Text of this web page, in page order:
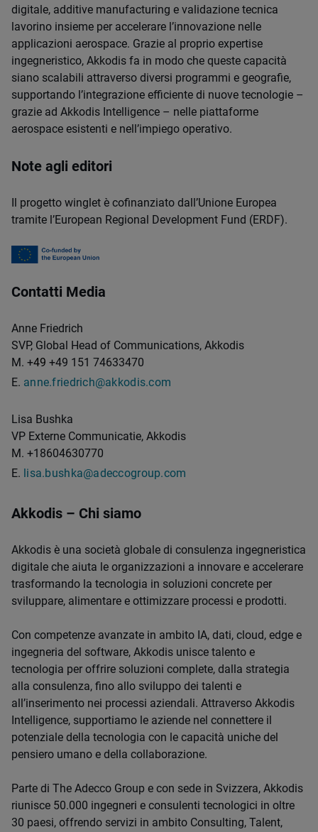
digitale, additive manufacturing e validazione tecnica
lavorino insieme per accelerare l’innovazione nelle
applicazioni aerospace. Grazie al proprio expertise
ingegneristico, Akkodis fa in modo che queste capacità
siano scalabili attraverso diversi programmi e geografie,
supportando l’integrazione efficiente di nuove tecnologie –
grazie ad Akkodis Intelligence – nelle piattaforme
aerospace esistenti e nell’impiego operativo.
Note agli editori
Il progetto winglet è cofinanziato dall’Unione Europea
tramite l’European Regional Development Fund (ERDF).
Contatti Media
Anne Friedrich
SVP, Global Head of Communications, Akkodis
M. +49 +49 151 74633470
E. anne.friedrich@akkodis.com
Lisa Bushka
VP Externe Communicatie, Akkodis
M. +18604630770
E. lisa.bushka@adeccogroup.com
Akkodis – Chi siamo
Akkodis è una società globale di consulenza ingegneristica
digitale che aiuta le organizzazioni a innovare e accelerare
trasformando la tecnologia in soluzioni concrete per
sviluppare, alimentare e ottimizzare processi e prodotti.
Con competenze avanzate in ambito IA, dati, cloud, edge e
ingegneria del software, Akkodis unisce talento e
tecnologia per offrire soluzioni complete, dalla strategia
alla consulenza, fino allo sviluppo dei talenti e
all’inserimento nei processi aziendali. Attraverso Akkodis
Intelligence, supportiamo le aziende nel connettere il
potenziale della tecnologia con le capacità uniche del
pensiero umano e della collaborazione.
Parte di The Adecco Group e con sede in Svizzera, Akkodis
riunisce 50.000 ingegneri e consulenti tecnologici in oltre
30 paesi, offrendo servizi in ambito Consulting, Talent,